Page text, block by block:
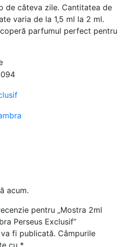
de câteva zile. Cantitatea de
varia de la 1,5 ml la 2 ml.
parfumul perfect pentru
acum.
pentru „Mostra 2ml
Perseus Exclusif”
fi publicată. Câmpurile